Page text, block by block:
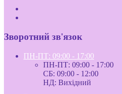
Зворотний зв'язок
ПН-ПТ: 09:00 - 17:00
ПН-ПТ: 09:00 - 17:00
СБ: 09:00 - 12:00
НД: Вихідний